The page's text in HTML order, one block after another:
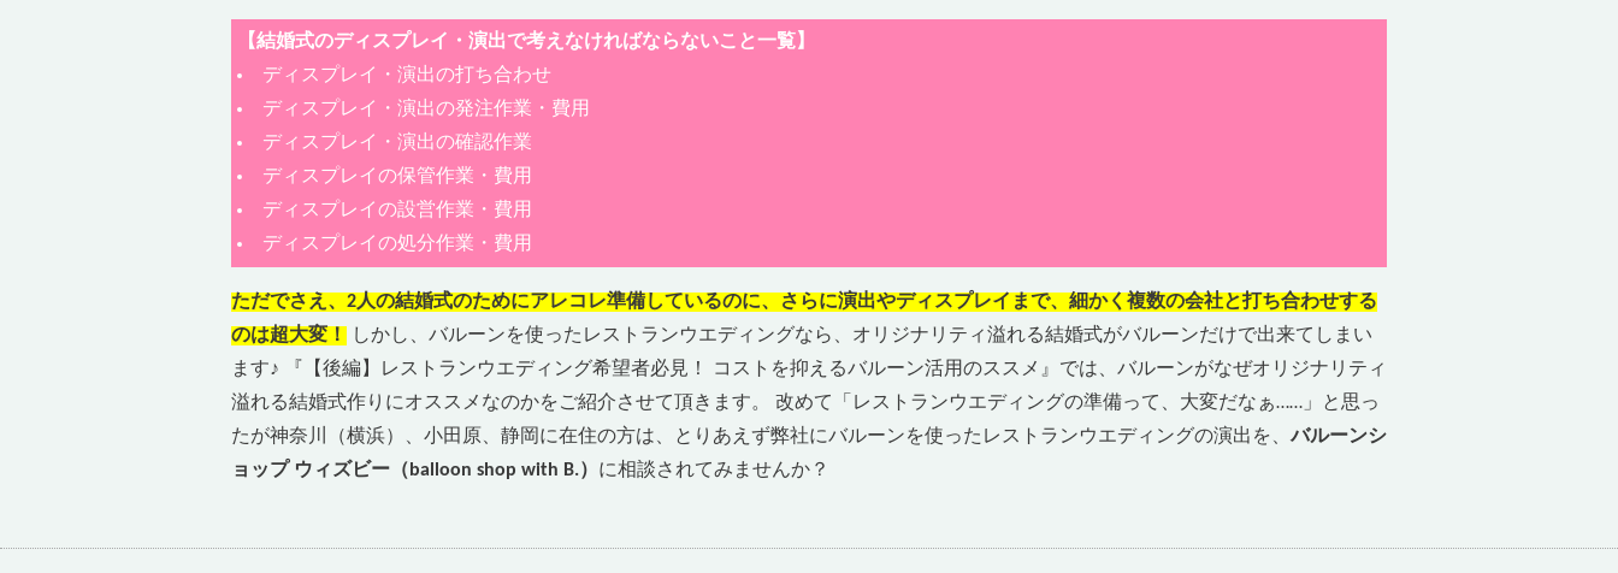
【結婚式のディスプレイ・演出で考えなければならないこと一覧】
ディスプレイ・演出の打ち合わせ
ディスプレイ・演出の発注作業・費用
ディスプレイ・演出の確認作業
ディスプレイの保管作業・費用
ディスプレイの設営作業・費用
ディスプレイの処分作業・費用
ただでさえ、2人の結婚式のためにアレコレ準備しているのに、さらに演出やディスプレイまで、細かく複数の会社と打ち合わせする
のは超大変！
しかし、バルーンを使ったレストランウエディングなら、オリジナリティ溢れる結婚式がバルーンだけで出来てしまい
ます♪ 『【後編】レストランウエディング希望者必見！ コストを抑えるバルーン活用のススメ』では、バルーンがなぜオリジナリティ
溢れる結婚式作りにオススメなのかをご紹介させて頂きます。 改めて「レストランウエディングの準備って、大変だなぁ……」と思っ
たが神奈川（横浜）、小田原、静岡に在住の方は、とりあえず弊社にバルーンを使ったレストランウエディングの演出を、バルーンシ
ョップ ウィズビー（balloon shop with B.） に相談されてみませんか？